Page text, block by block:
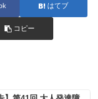
はてブ
コピー